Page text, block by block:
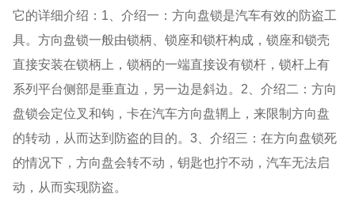
它的详细介绍：1、介绍一：方向盘锁是汽车有效的防盗工
具。方向盘锁一般由锁柄、锁座和锁杆构成，锁座和锁壳
直接安装在锁柄上，锁柄的一端直接设有锁杆，锁杆上有
系列平台侧部是垂直边，另一边是斜边。2、介绍二：方向
盘锁会定位叉和钩，卡在汽车方向盘辋上，来限制方向盘
的转动，从而达到防盗的目的。3、介绍三：在方向盘锁死
的情况下，方向盘会转不动，钥匙也拧不动，汽车无法启
动，从而实现防盗。